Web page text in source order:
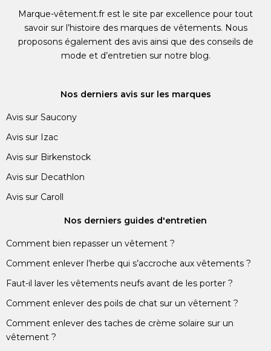
Marque-vêtement.fr est le site par excellence pour tout
savoir sur l’histoire des marques de vêtements. Nous
proposons également des avis ainsi que des conseils de
mode et d’entretien sur notre blog.
Nos derniers avis sur les marques
Avis sur Saucony
Avis sur Izac
Avis sur Birkenstock
Avis sur Decathlon
Avis sur Caroll
Nos derniers guides d'entretien
Comment bien repasser un vêtement ?
Comment enlever l’herbe qui s’accroche aux vêtements ?
Faut-il laver les vêtements neufs avant de les porter ?
Comment enlever des poils de chat sur un vêtement ?
Comment enlever des taches de crème solaire sur un
vêtement ?